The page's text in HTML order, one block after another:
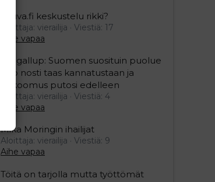
Vauva.fi keskustelu rikki?
Aloittaja: vierailija
Viestiä: 17
Aihe vapaa
Yle gallup: Suomen suosituin puolue
Sdp nosti taas kannatustaan ja
kokoomus putosi edelleen
Aloittaja: vierailija
Viestiä: 4
Aihe vapaa
Mika Moringin ihailijat
Aloittaja: vierailija
Viestiä: 9
Aihe vapaa
Töitä on tarjolla mutta työttömät